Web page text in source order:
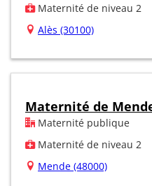
Maternité de niveau 2
Alès (30100)
Maternité de
Maternité publique
Maternité de niveau 2
Mende (48000)